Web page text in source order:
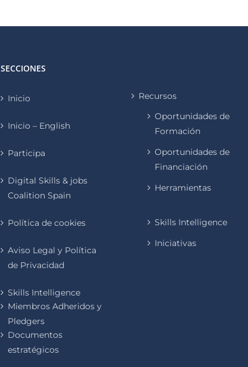
SECCIONES
Inicio
Inicio – English
Participa
Digital Skills & jobs
Coalition Spain
Política de cookies
Aviso Legal y Política
de Privacidad
Skills Intelligence
Miembros Adheridos y
Pledgers
Documentos
estratégicos
Recursos
Oportunidades de
Formación
Oportunidades de
Financiación
Herramientas
Skills Intelligence
Iniciativas